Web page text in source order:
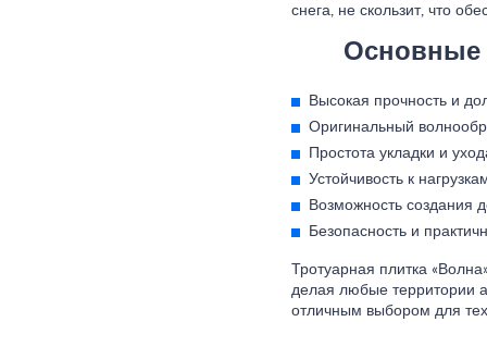
снега, не скользит, что
Основные
Высокая прочность и
Оригинальный
Простота укладки и
Устойчивость к
Возможность создания
Безопасность и
Тротуарная плитка
делая любые территории
отличным выбором для